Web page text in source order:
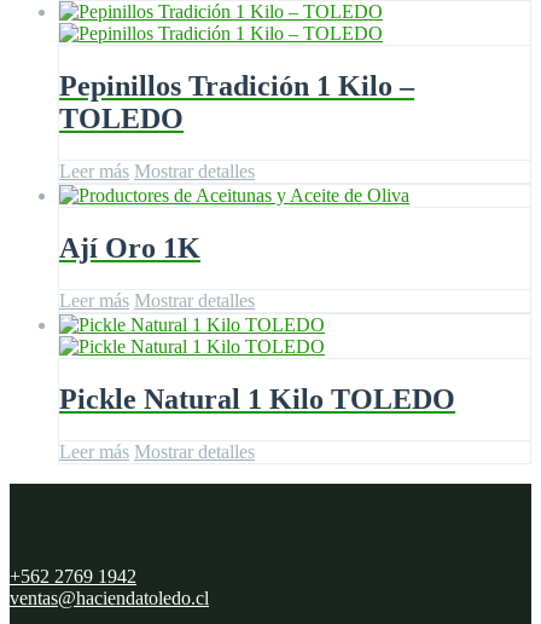
Pepinillos Tradición 1 Kilo –
TOLEDO
Leer más Mostrar detalles
Ají Oro 1K
Leer más Mostrar detalles
Pickle Natural 1 Kilo TOLEDO
Leer más Mostrar detalles
+562 2769 1942
ventas@haciendatoledo.cl